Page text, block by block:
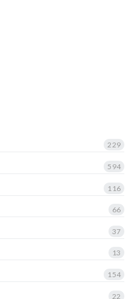
229
594
116
66
37
13
154
22